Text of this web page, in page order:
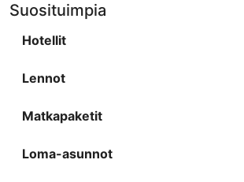
Suosituimpia
Hotellit
Lennot
Matkapaketit
Loma-asunnot